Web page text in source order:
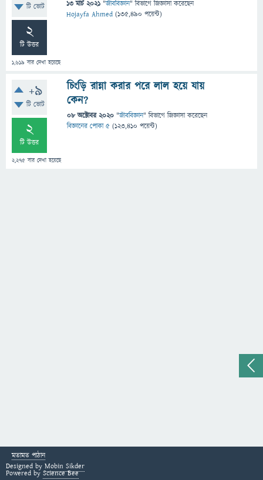
টি ভোট
2
টি উত্তর
1,619 বার দেখা হয়েছে
13 মার্চ 2021 "জীববিজ্ঞান" বিভাগে জিজ্ঞাসাকরেছেন
Hojayfa Ahmed (135,490 পয়েন্ট)
+9
টি ভোট
2
টি উত্তর
2,275 বার দেখা হয়েছে
চিংড়ি রান্না করার পরে লাল হয়ে যায়
কেন?
08 অক্টোবর 2020 "জীববিজ্ঞান" বিভাগে জিজ্ঞাসাকরেছেন
বিজ্ঞানের পোকা ৫ (123,410 পয়েন্ট)
মতামত পাঠান
Designed by Mobin Sikder
Powered by Science Bee